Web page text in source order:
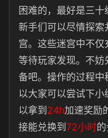
困难的，最好是三十
新手们可以尽情探
宫。这些迷宫中不
等待玩家发现。不
备吧。操作的过程
以大家可以尝试下小
以拿到 24h加速奖励
接能兑换到 72小时的